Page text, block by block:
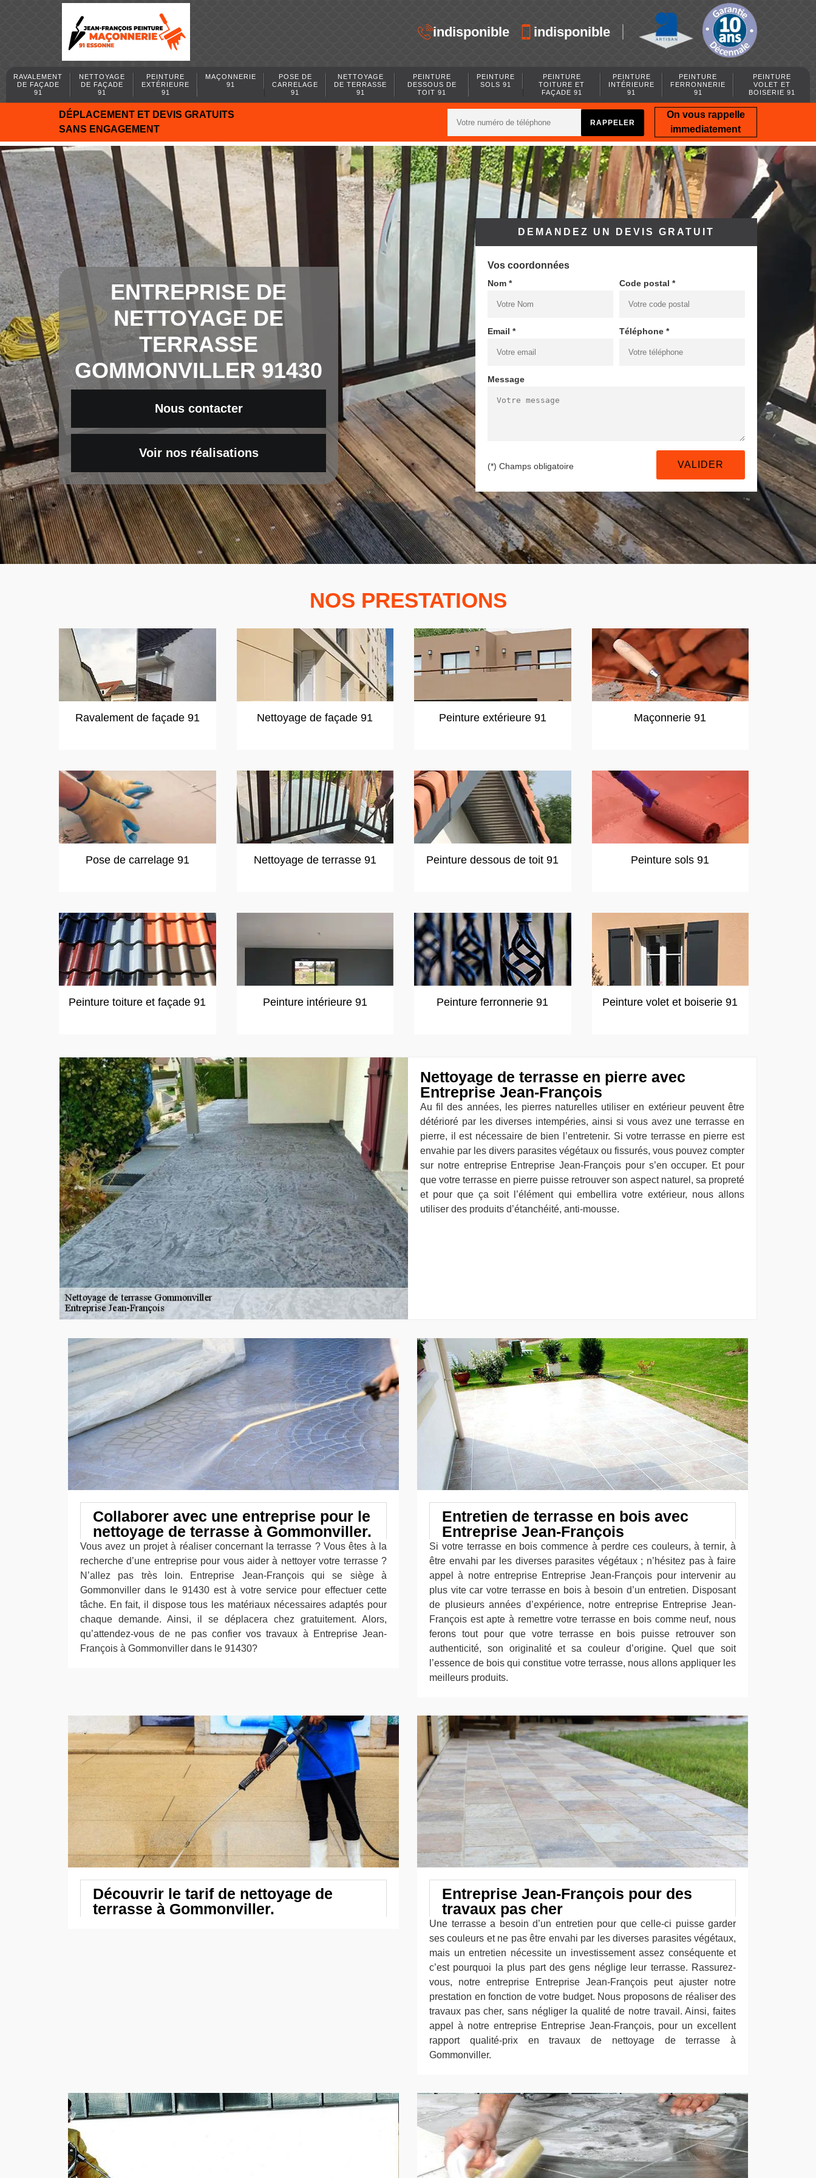
indisponible indisponible
RAVALEMENT
DE FAÇADE
91
NETTOYAGE
DE FAÇADE
91
PEINTURE
EXTÉRIEURE
91
MAÇONNERIE
91
POSE DE
CARRELAGE
91
NETTOYAGE
DE TERRASSE
91
PEINTURE
DESSOUS DE
TOIT 91
PEINTURE
SOLS 91
PEINTURE
TOITURE ET
FAÇADE 91
PEINTURE
INTÉRIEURE
91
PEINTURE
FERRONNERIE
91
PEINTURE
VOLET ET
BOISERIE 91
DÉPLACEMENT ET DEVIS GRATUITS
SANS ENGAGEMENT
On vous rappelle
immediatement
ENTREPRISE DE
NETTOYAGE DE
TERRASSE
GOMMONVILLER 91430
Nous contacter
Voir nos réalisations
DEMANDEZ UN DEVIS GRATUIT
Vos coordonnées
Nom * Code postal *
Email * Téléphone *
Message
(*) Champs obligatoire
NOS PRESTATIONS
Ravalement de façade 91 Nettoyage de façade 91 Peinture extérieure 91 Maçonnerie 91
Pose de carrelage 91 Nettoyage de terrasse 91 Peinture dessous de toit 91 Peinture sols 91
Peinture toiture et façade 91 Peinture intérieure 91 Peinture ferronnerie 91 Peinture volet et boiserie 91
Nettoyage de terrasse en pierre avec
Entreprise Jean-François
Au fil des années, les pierres naturelles utiliser en extérieur peuvent être
détérioré par les diverses intempéries, ainsi si vous avez une terrasse en
pierre, il est nécessaire de bien l’entretenir. Si votre terrasse en pierre est
envahie par les divers parasites végétaux ou fissurés, vous pouvez compter
sur notre entreprise Entreprise Jean-François pour s’en occuper. Et pour
que votre terrasse en pierre puisse retrouver son aspect naturel, sa propreté
et pour que ça soit l’élément qui embellira votre extérieur, nous allons
utiliser des produits d’étanchéité, anti-mousse.
Collaborer avec une entreprise pour le
nettoyage de terrasse à Gommonviller.
Vous avez un projet à réaliser concernant la terrasse ? Vous êtes à la
recherche d’une entreprise pour vous aider à nettoyer votre terrasse ?
N’allez pas très loin. Entreprise Jean-François qui se siège à
Gommonviller dans le 91430 est à votre service pour effectuer cette
tâche. En fait, il dispose tous les matériaux nécessaires adaptés pour
chaque demande. Ainsi, il se déplacera chez gratuitement. Alors,
qu’attendez-vous de ne pas confier vos travaux à Entreprise Jean-
François à Gommonviller dans le 91430?
Entretien de terrasse en bois avec
Entreprise Jean-François
Si votre terrasse en bois commence à perdre ces couleurs, à ternir, à
être envahi par les diverses parasites végétaux ; n’hésitez pas à faire
appel à notre entreprise Entreprise Jean-François pour intervenir au
plus vite car votre terrasse en bois à besoin d’un entretien. Disposant
de plusieurs années d’expérience, notre entreprise Entreprise Jean-
François est apte à remettre votre terrasse en bois comme neuf, nous
ferons tout pour que votre terrasse en bois puisse retrouver son
authenticité, son originalité et sa couleur d’origine. Quel que soit
l’essence de bois qui constitue votre terrasse, nous allons appliquer les
meilleurs produits.
Découvrir le tarif de nettoyage de
terrasse à Gommonviller.
Entreprise Jean-François pour des
travaux pas cher
Une terrasse a besoin d’un entretien pour que celle-ci puisse garder
ses couleurs et ne pas être envahi par les diverses parasites végétaux,
mais un entretien nécessite un investissement assez conséquente et
c’est pourquoi la plus part des gens néglige leur terrasse. Rassurez-
vous, notre entreprise Entreprise Jean-François peut ajuster notre
prestation en fonction de votre budget. Nous proposons de réaliser des
travaux pas cher, sans négliger la qualité de notre travail. Ainsi, faites
appel à notre entreprise Entreprise Jean-François, pour un excellent
rapport qualité-prix en travaux de nettoyage de terrasse à
Gommonviller.